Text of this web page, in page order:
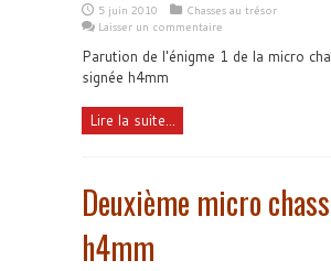
5 juin 2010
Chasses au trésor
Laisser un commentaire
Parution de l'énigme 1 de la micro
signée h4mm
Lire la suite...
Deuxième micro
h4mm